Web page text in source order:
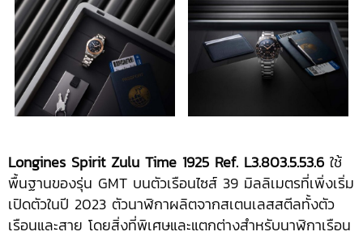
Longines Spirit Zulu Time 1925 Ref. L3.803.5.53.6 ใช้
พื้นฐานของรุ่น GMT บนตัวเรือนไซส์ 39 มิลลิเมตรที่เพิ่งเริ่ม
เปิดตัวในปี 2023 ตัวนาฬิกาผลิตจากสเตนเลสสตีลทั้งตัว
เรือนและสาย โดยสิ่งที่พิเศษและแตกต่างสำหรับนาฬิกาเรือน